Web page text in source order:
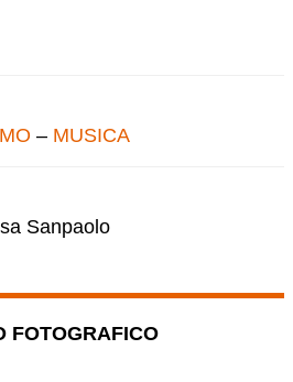
– MUSICA
Sanpaolo
FOTOGRAFICO